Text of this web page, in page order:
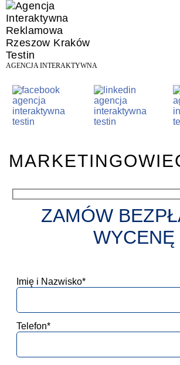
AGENCJA INTERAKTYWNA
ZAMÓW
WYCENĘ
Imię i Nazwisko*
Telefon*